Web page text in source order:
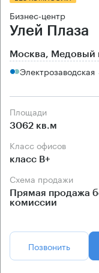
Бизнес-центр
Улей Плаза
Москва, Медовый
Площади
3062 кв.м
Класс офисов
класс B+
Схема продажи
Прямая продажа
комиссии
Позвонить